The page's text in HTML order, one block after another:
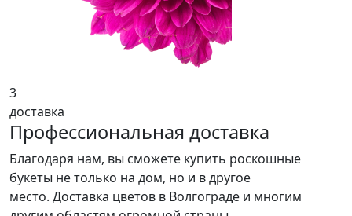
3
доставка
Профессиональная доставка
Благодаря нам, вы сможете купить роскошные
букеты не только на дом, но и в другое
место. Доставка цветов в Волгограде и многим